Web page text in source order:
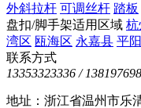
外斜拉杆 可调丝杆 踏板
盘扣/脚手架适用区域 杭
湾区 瓯海区 永嘉县 平
联系方式
13353323336 /
地址：浙江省温州市乐